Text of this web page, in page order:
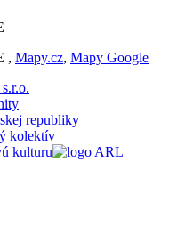
, Mapy.cz, Mapy Google